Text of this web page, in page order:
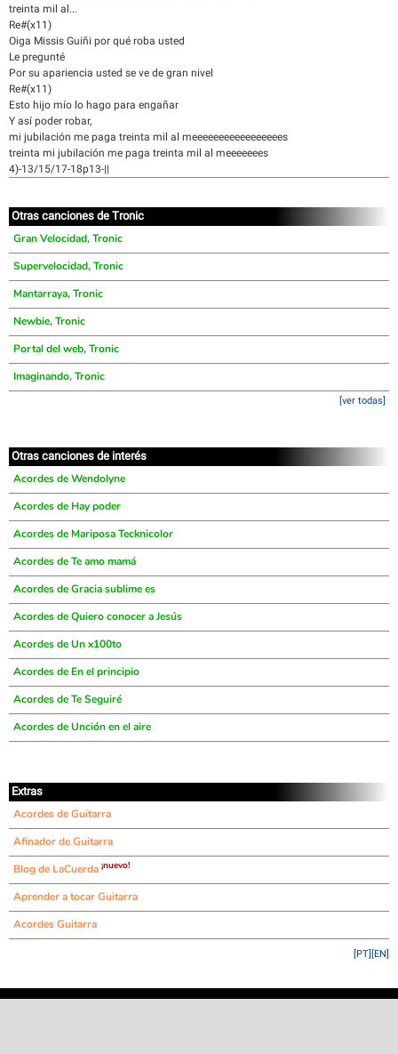
treinta mil al...
Re#(x11)
Oiga Missis Guiñi por qué roba usted
Le pregunté
Por su apariencia usted se ve de gran nivel
Re#(x11)
Esto hijo mío lo hago para engañar
Y así poder robar,
mi jubilación me paga treinta mil al meeeeeeeeeeeeeeeees
treinta mi jubilación me paga treinta mil al meeeeeees
4)-13/15/17-18p13-||
Otras canciones de Tronic
Gran Velocidad, Tronic
Supervelocidad, Tronic
Mantarraya, Tronic
Newbie, Tronic
Portal del web, Tronic
Imaginando, Tronic
[ver todas]
Otras canciones de interés
Acordes de Wendolyne
Acordes de Hay poder
Acordes de Mariposa Tecknicolor
Acordes de Te amo mamá
Acordes de Gracia sublime es
Acordes de Quiero conocer a Jesús
Acordes de Un x100to
Acordes de En el principio
Acordes de Te Seguiré
Acordes de Unción en el aire
Extras
Acordes de Guitarra
Afinador de Guitarra
Blog de LaCuerda ¡nuevo!
Aprender a tocar Guitarra
Acordes Guitarra
[EN]
[PT]